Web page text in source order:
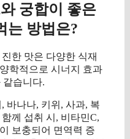
궁합이 좋은
는 방법은?
한 맛은 다양한 식재
학적으로 시너지 효과
같습니다.
바나나, 키위, 사과, 복
께 섭취 시, 비타민C,
보충되어 면역력 증